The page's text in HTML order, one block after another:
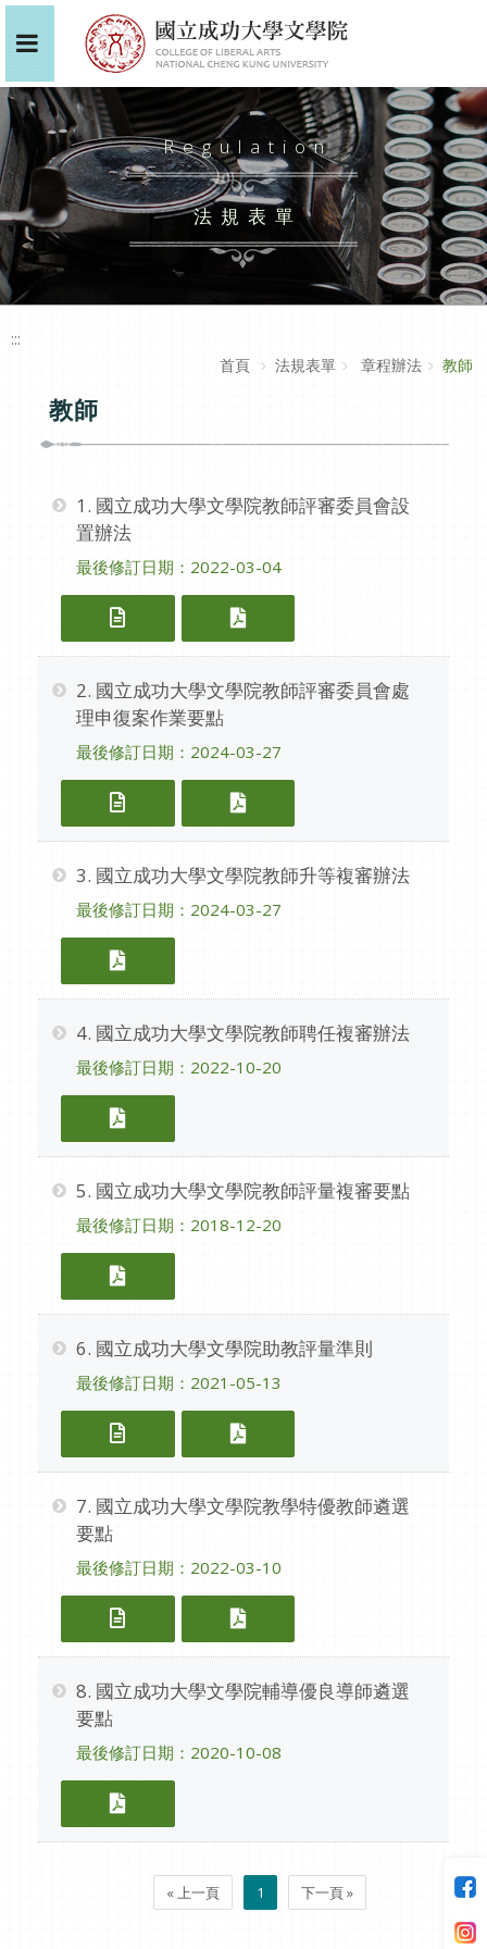
Regulation
法規表單
:::
首頁
法規表單 章程辦法 教師
教師
1. 國立成功大學文學院教師評審委員會設
置辦法
最後修訂日期：2022-03-04
1. 國立成功大學文學院教師評審委員
1. 國立成功大學文學院教
2. 國立成功大學文學院教師評審委員會處
理申復案作業要點
最後修訂日期：2024-03-27
2. 國立成功大學文學院教師評審委員
2. 國立成功大學文學院教
3. 國立成功大學文學院教師升等複審辦法
最後修訂日期：2024-03-27
3. 國立成功大學文學院教師升等複審辦
4. 國立成功大學文學院教師聘任複審辦法
最後修訂日期：2022-10-20
4. 國立成功大學文學院教師聘任複審辦
5. 國立成功大學文學院教師評量複審要點
最後修訂日期：2018-12-20
5. 國立成功大學文學院教師評量複審要
6. 國立成功大學文學院助教評量準則
最後修訂日期：2021-05-13
6. 國立成功大學文學院助教評量準則（
6. 國立成功大學文學院助
7. 國立成功大學文學院教學特優教師遴選
要點
最後修訂日期：2022-03-10
7. 國立成功大學文學院教學特優教師
7. 國立成功大學文學院教
8. 國立成功大學文學院輔導優良導師遴選
要點
最後修訂日期：2020-10-08
8. 國立成功大學文學院輔導優良導師遴
« 上一頁 1 下一頁 »